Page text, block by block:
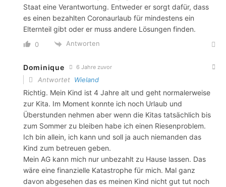
Staat eine Verantwortung. Entweder er sorgt dafür, dass
es einen bezahlten Coronaurlaub für mindestens ein
Elternteil gibt oder er muss andere Lösungen finden.
0 Antworten
Dominique 6 Jahre zuvor
Antwortet Wieland
Richtig. Mein Kind ist 4 Jahre alt und geht normalerweise
zur Kita. Im Moment konnte ich noch Urlaub und
Überstunden nehmen aber wenn die Kitas tatsächlich bis
zum Sommer zu bleiben habe ich einen Riesenproblem.
Ich bin allein, ich kann und soll ja auch niemanden das
Kind zum betreuen geben.
Mein AG kann mich nur unbezahlt zu Hause lassen. Das
wäre eine finanzielle Katastrophe für mich. Mal ganz
davon abgesehen das es meinen Kind nicht gut tut noch